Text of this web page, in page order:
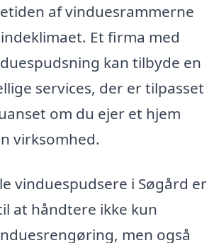
af vinduesrammerne
Et firma med
kan tilbyde en
services, der er tilpasset
om du ejer et hjem
virksomhed.
vinduespudsere i Søgård er
at håndtere ikke kun
men også